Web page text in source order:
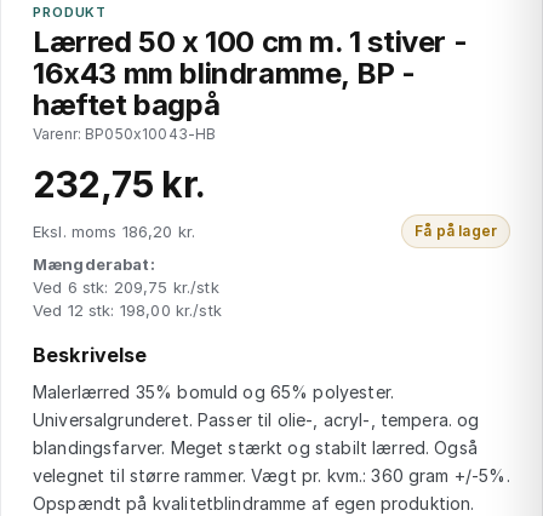
PRODUKT
Lærred 50 x 100 cm m. 1 stiver -
16x43 mm blindramme, BP -
hæftet bagpå
Varenr: BP050x10043-HB
232,75 kr.
Eksl. moms 186,20 kr. Få på lager
Mængderabat:
Ved 6 stk: 209,75 kr./stk
Ved 12 stk: 198,00 kr./stk
Beskrivelse
Malerlærred 35% bomuld og 65% polyester.
Universalgrunderet. Passer til olie-, acryl-, tempera. og
blandingsfarver. Meget stærkt og stabilt lærred. Også
velegnet til større rammer. Vægt pr. kvm.: 360 gram +/-5%.
Opspændt på kvalitetblindramme af egen produktion.